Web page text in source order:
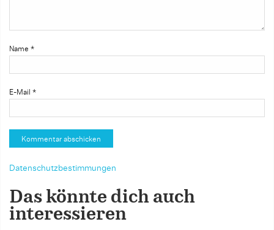
Name *
E-Mail *
Datenschutzbestimmungen
Das könnte dich auch
interessieren